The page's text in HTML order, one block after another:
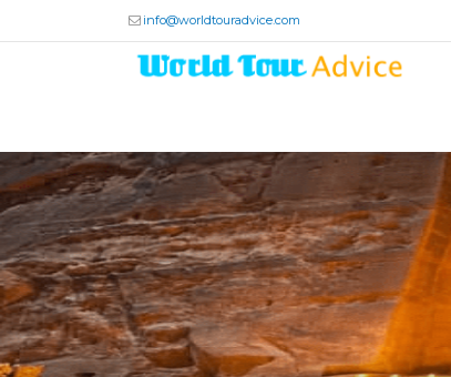
info@worldtouradvice.com